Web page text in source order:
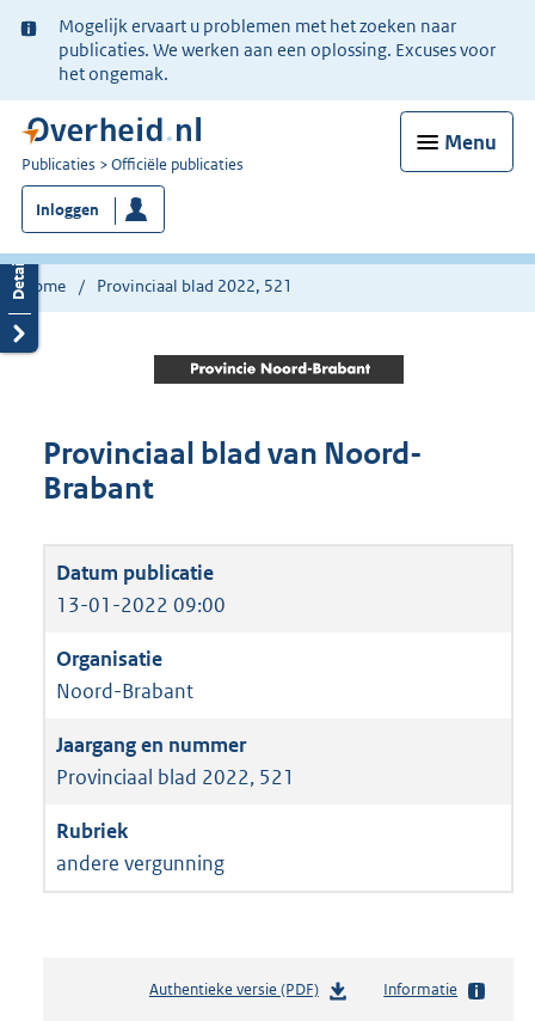
Ter
informatie:
Mogelijk ervaart u problemen met het zoeken naar
publicaties. We werken aan een oplossing. Excuses voor
het ongemak.
Menu
U
bent
nu
hier:
Publicaties Officiële publicaties
Inloggen
Home Provinciaal blad 2022, 521
Provinciaal blad van Noord-
Brabant
13-01-2022 09:00
Noord-Brabant
Provinciaal blad 2022, 521
andere vergunning
Authentieke versie (PDF)b
Informatie